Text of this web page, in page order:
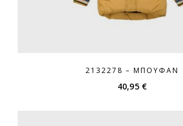
2132278 – ΜΠΟΥΦΆΝ
40,95 €